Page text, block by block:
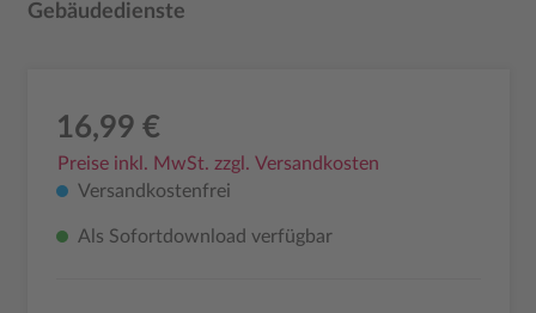
Gebäudedienste
16,99 €
Preise inkl. MwSt. zzgl. Versandkosten
Versandkostenfrei
Als Sofortdownload verfügbar